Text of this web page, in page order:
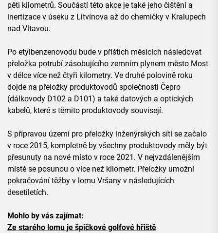
pěti kilometrů. Součástí této akce je také jeho čištění a
inertizace v úseku z Litvínova až do chemičky v Kralupech
nad Vltavou.
Po etylbenzenovodu bude v příštích měsících následovat
přeložka potrubí zásobujícího zemním plynem město Most
v délce více než čtyři kilometry. Ve druhé polovině roku
dojde na přeložky produktovodů společnosti Čepro
(dálkovody D102 a D101) a také datových a optických
kabelů, které s těmito produktovody souvisejí.
S přípravou území pro přeložky inženýrských sítí se začalo
v roce 2015, kompletně by všechny produktovody měly být
přesunuty na nové místo v roce 2021. V nejvzdálenějším
místě se posunou o více než kilometr. Přeložky umožní
pokračování těžby v lomu Vršany v následujících
desetiletích.
Mohlo by vás zajímat:
Ze starého lomu je špičkové golfové hřiště